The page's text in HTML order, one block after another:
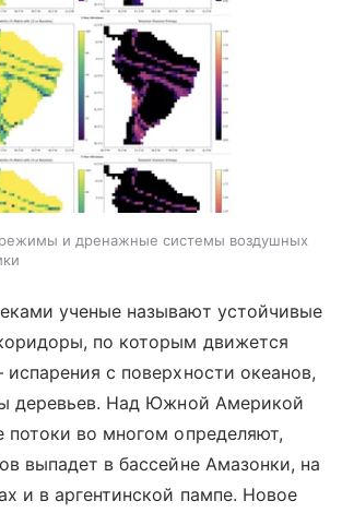
режимы и дренажные системы воздушных
ученые называют устойчивые
по которым движется
с поверхности океанов,
деревьев. Над Южной Америкой
потоки во многом определяют,
выпадет в бассейне Амазонки, на
и в аргентинской пампе. Новое